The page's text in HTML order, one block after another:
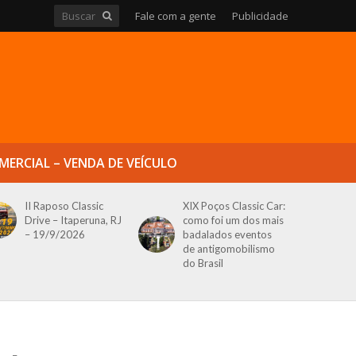
Fale com a gente Publicidade
– VENDA DE VEÍCULO
II Raposo Classic
Drive – Itaperuna, RJ
– 19/9/2026
XIX Poços Classic Car:
como foi um dos mais
badalados eventos
de antigomobilismo
do Brasil